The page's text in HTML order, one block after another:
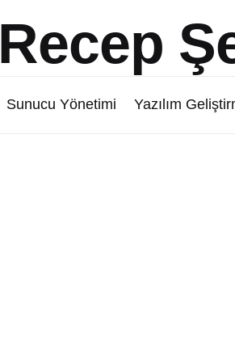
Recep
Sunucu Yönetimi Yazılım